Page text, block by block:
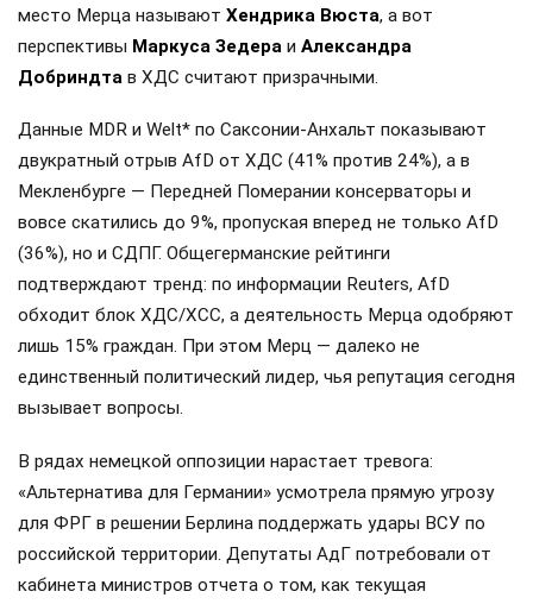
место Мерца называют Хендрика Вюста, а вот
перспективы Маркуса Зедера и Александра
Добриндта в ХДС считают призрачными.
Данные MDR и Welt* по Саксонии-Анхальт показывают
двукратный отрыв AfD от ХДС (41% против 24%), а в
Мекленбурге — Передней Померании консерваторы и
вовсе скатились до 9%, пропуская вперед не только AfD
(36%), но и СДПГ. Общегерманские рейтинги
подтверждают тренд: по информации Reuters, AfD
обходит блок ХДС/ХСС, а деятельность Мерца одобряют
лишь 15% граждан. При этом Мерц — далеко не
единственный политический лидер, чья репутация сегодня
вызывает вопросы.
В рядах немецкой оппозиции нарастает тревога:
«Альтернатива для Германии» усмотрела прямую угрозу
для ФРГ в решении Берлина поддержать удары ВСУ по
российской территории. Депутаты АдГ потребовали от
кабинета министров отчета о том, как текущая